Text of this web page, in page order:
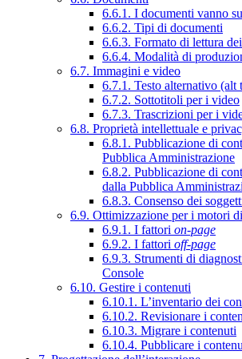
6.6.1. I documenti vanno
6.6.2. Tipi di documenti
6.6.3. Formato di lettura
6.6.4. Modalità di
6.7. Immagini e video
6.7.1. Testo alternativo (alt
6.7.2. Sottotitoli per i video
6.7.3. Trascrizioni per i
6.8. Proprietà intellettuale e
6.8.1. Pubblicazione di
Pubblica Amministrazione
6.8.2. Pubblicazione di
dalla Pubblica
6.8.3. Consenso dei
6.9. Ottimizzazione per i motori
6.9.1. I fattori on-page
6.9.2. I fattori off-page
6.9.3. Strumenti di
Console
6.10. Gestire i contenuti
6.10.1. L’inventario dei
6.10.2. Revisionare i
6.10.3. Migrare i contenuti
6.10.4. Pubblicare i